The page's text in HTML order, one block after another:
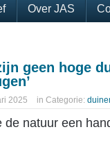
Over JAS
geen hoge
2025 in Categorie:
de natuur een